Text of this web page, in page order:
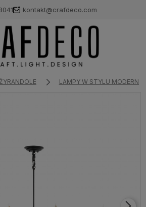
kontakt@crafdeco.com
LAMPY W STYLU MODERN